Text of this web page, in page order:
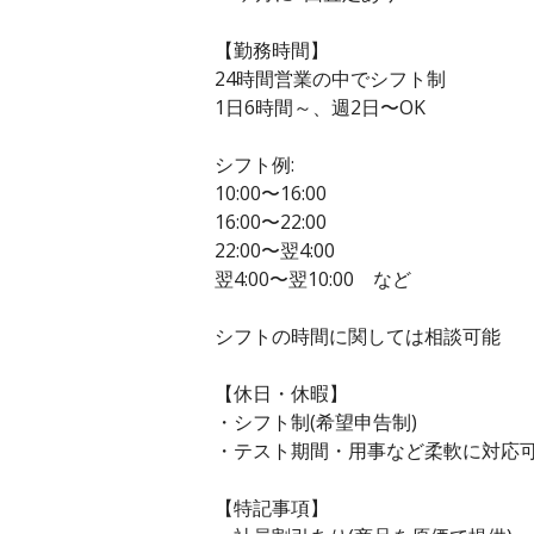
【勤務時間】
24時間営業の中でシフト制
1日6時間～、週2日〜OK
シフト例:
10:00〜16:00
16:00〜22:00
22:00〜翌4:00
翌4:00〜翌10:00 など
シフトの時間に関しては相談可能
【休日・休暇】
・シフト制(希望申告制)
・テスト期間・用事など柔軟に対応
【特記事項】